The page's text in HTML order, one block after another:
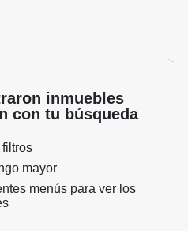
inmuebles
con tu búsqueda
filtros
mayor
menús para ver los